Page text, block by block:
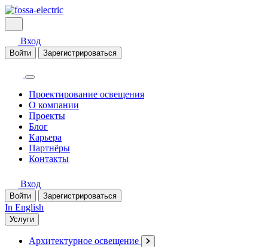
Вход
Войти Зарегистрироваться
Проектирование освещения
О компании
Проекты
Блог
Карьера
Партнёры
Контакты
Вход
Войти Зарегистрироваться
In English
Услуги
Архитектурное освещение